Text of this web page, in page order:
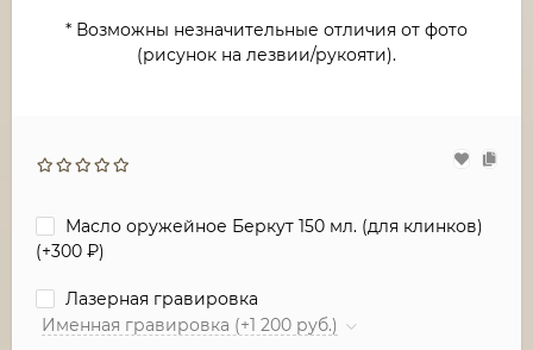
* Возможны незначительные отличия от фото
(рисунок на лезвии/рукояти).
Масло оружейное Беркут 150 мл. (для клинков)
(+300 ₽)
Лазерная гравировка
Именная гравировка (+1 200 руб.)